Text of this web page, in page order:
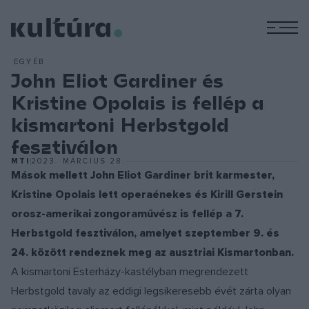
EGYÉB
John Eliot Gardiner és
Kristine Opolais is fellép a
kismartoni Herbstgold
fesztiválon
MTI 2023. MÁRCIUS 28.
Mások mellett John Eliot Gardiner brit karmester,
Kristine Opolais lett operaénekes és Kirill Gerstein
orosz-amerikai zongoraművész is fellép a 7.
Herbstgold fesztiválon, amelyet szeptember 9. és
24. között rendeznek meg az ausztriai Kismartonban.
A kismartoni Esterházy-kastélyban megrendezett
Herbstgold tavaly az eddigi legsikeresebb évét zárta olyan